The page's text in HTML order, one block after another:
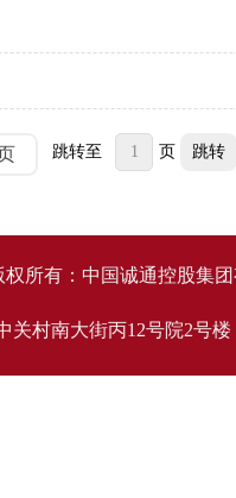
跳转至 页
权所有：中国诚通控股集团
关村南大街丙12号院2号楼